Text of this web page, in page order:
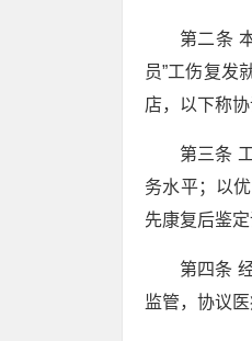
第二条
员”工伤复发
店，以下称
第三条
务水平；以
先康复后鉴
第四条
监管，协议